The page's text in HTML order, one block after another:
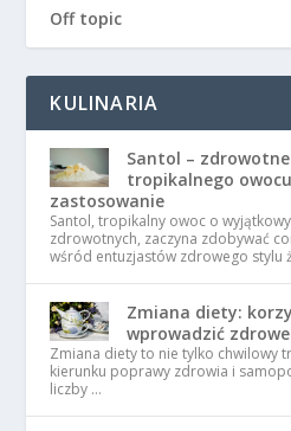
Off topic
KULINARIA
Santol – zdrowotne
tropikalnego
zastosowanie
Santol, tropikalny owoc o
zdrowotnych, zaczyna zdobywać
wśród entuzjastów zdrowego stylu
Zmiana diety:
wprowadzić
Zmiana diety to nie tylko chwilowy
kierunku poprawy zdrowia i
liczby …